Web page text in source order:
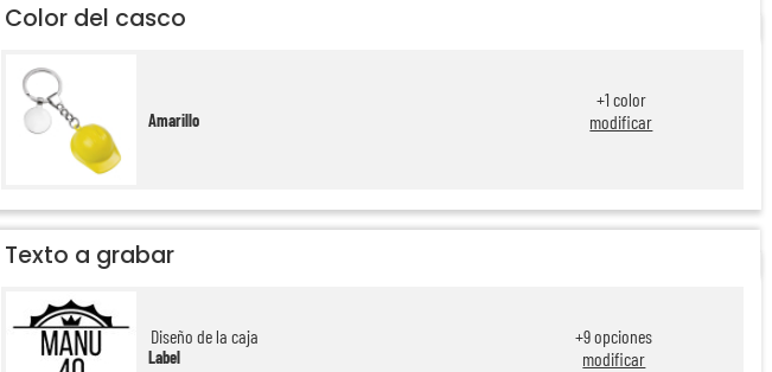
Color del casco
Amarillo
+1color
modificar
Texto a grabar
Diseño de la caja
Label
+9opciones
modificar